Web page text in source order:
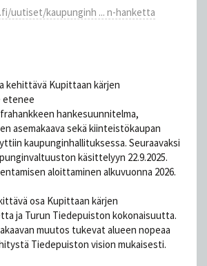
uutiset/kaupunginh ... n-hanketta
kehittävä Kupittaan kärjen
etenee
hankesuunnitelma,
asemakaava sekä kiinteistökaupan
kaupunginhallituksessa. Seuraavaksi
käsittelyyn 22.9.2025.
aloittaminen alkuvuonna 2026.
osa Kupittaan kärjen
ja Turun Tiedepuiston kokonaisuutta.
muutos tukevat alueen nopeaa
Tiedepuiston vision mukaisesti.